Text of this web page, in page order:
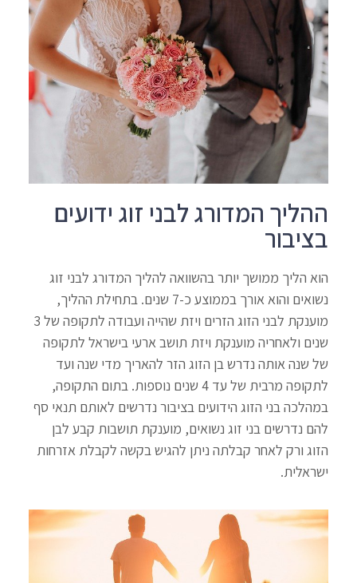
ההליך המדורג לבני זוג ידועים
בציבור
הוא הליך ממושך יותר בהשוואה להליך המדורג לבני זוג
נשואים והוא אורך בממוצע כ-7 שנים. בתחילת ההליך,
מוענקת לבני הזוג הזרים ויזת שהייה ועבודה לתקופה של 3
שנים ולאחריה מוענקת ויזת תושב ארעי בישראל לתקופה
של שנה אותה נדרש בן הזוג הזר להאריך מדי שנה ועד
לתקופה מרבית של עד 4 שנים נוספות. בתום התקופה,
במהלכה בני הזוג הידועים בציבור נדרשים לאותם תנאי סף
להם נדרשים בני זוג נשואים, מוענקת תושבות קבע לבן
הזוג ורק לאחר קבלתה ניתן להגיש בקשה לקבלת אזרחות
ישראלית.